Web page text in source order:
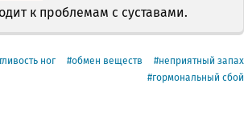
к проблемам с суставами.
ног обмен веществ
неприятный запах
гормональный сбой